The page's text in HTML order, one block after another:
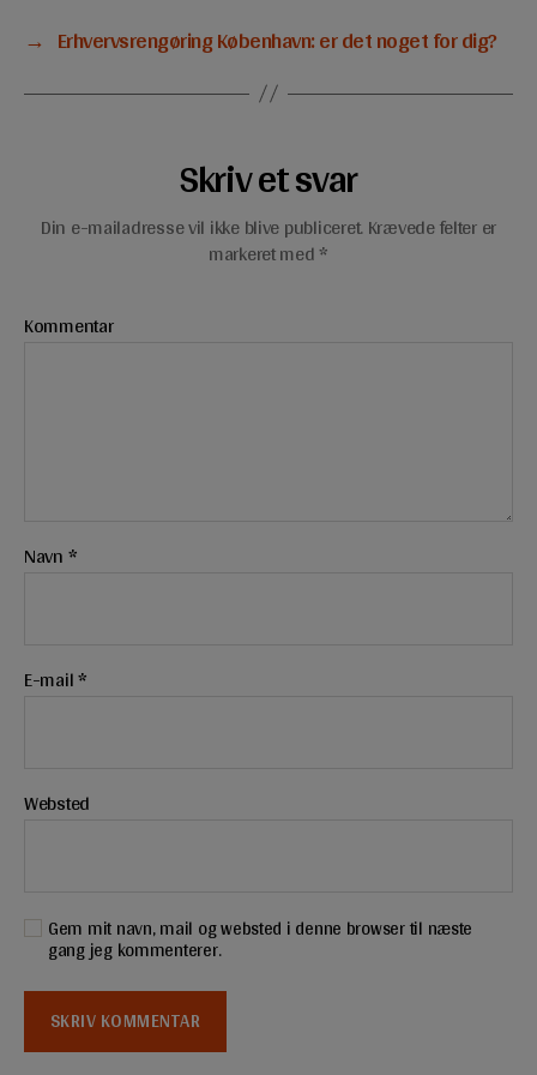
→ Erhvervsrengøring København: er det noget for dig?
Skriv et svar
Din e-mailadresse vil ikke blive publiceret.Krævede felter er
markeret med*
Kommentar
Navn*
E-mail*
Websted
Gem mit navn, mail og websted i denne browser til næste
gang jeg kommenterer.